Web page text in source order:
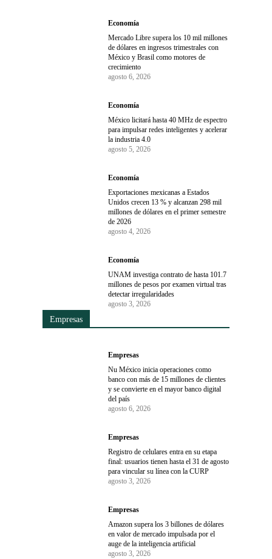
Economía
Mercado Libre supera los 10 mil millones
de dólares en ingresos trimestrales con
México y Brasil como motores de
crecimiento
agosto 6, 2026
Economía
México licitará hasta 40 MHz de espectro
para impulsar redes inteligentes y acelerar
la industria 4.0
agosto 5, 2026
Economía
Exportaciones mexicanas a Estados
Unidos crecen 13 % y alcanzan 298 mil
millones de dólares en el primer semestre
de 2026
agosto 4, 2026
Economía
UNAM investiga contrato de hasta 101.7
millones de pesos por examen virtual tras
detectar irregularidades
agosto 3, 2026
Empresas
Empresas
Nu México inicia operaciones como
banco con más de 15 millones de clientes
y se convierte en el mayor banco digital
del país
agosto 6, 2026
Empresas
Registro de celulares entra en su etapa
final: usuarios tienen hasta el 31 de agosto
para vincular su línea con la CURP
agosto 3, 2026
Empresas
Amazon supera los 3 billones de dólares
en valor de mercado impulsada por el
auge de la inteligencia artificial
agosto 3, 2026